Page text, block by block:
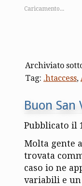
Caricamento...
Archiviato
Tag: .htaccess,
Buon San
Pubblicato il
Molta gente
trovata
caso io ne
variabili e un